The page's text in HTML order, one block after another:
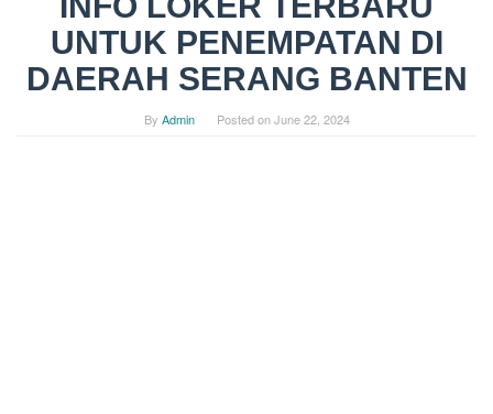
UNTUK PENEMPATAN DI
DAERAH SERANG BANTEN
By Admin Posted onJune 22, 2024